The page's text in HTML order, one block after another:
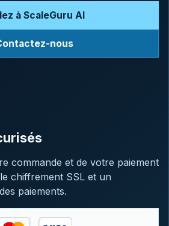
à ScaleGuru AI
nous
commande et de votre paiement
chiffrement SSL et un
paiements.